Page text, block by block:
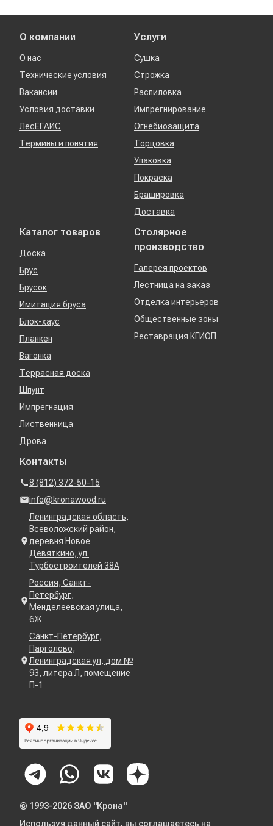
О компании
О нас
Технические условия
Вакансии
Условия доставки
ЛесЕГАИС
Термины и понятия
Услуги
Сушка
Строжка
Распиловка
Импрегнирование
Огнебиозащита
Торцовка
Упаковка
Покраска
Брашировка
Доставка
Каталог товаров
Доска
Брус
Брусок
Имитация бруса
Блок-хаус
Планкен
Вагонка
Террасная доска
Шпунт
Импрегнация
Лиственница
Дрова
Столярное
производство
Галерея проектов
Лестница на заказ
Отделка интерьеров
Общественные зоны
Реставрация КГИОП
Контакты
8 (812) 372-50-15
info@kronawood.ru
Ленинградская область,
Всеволожский район,
деревня Новое
Девяткино, ул.
Турбостроителей 38А
Россия, Санкт-
Петербург,
Менделеевская улица,
6Ж
Санкт-Петербург,
Парголово,
Ленинградская ул, дом №
93, литера Л, помещение
П-1
© 1993-2026 ЗАО "Крона"
Используя данный сайт, вы соглашаетесь на